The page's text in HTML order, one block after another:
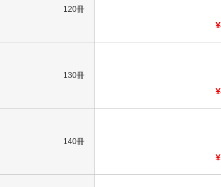
120冊
130冊
140冊